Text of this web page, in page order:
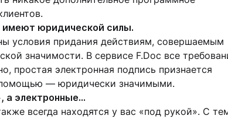
юридической силы.
условия придания действиям, совершаемым
значимости. В сервисе F.Doc все
простая электронная подпись признается
помощью — юридически значимыми.
а электронные…
всегда находятся у вас «под рукой». С